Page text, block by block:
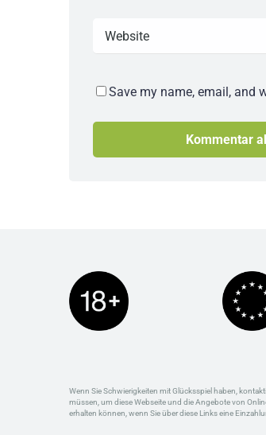
Save my name, email, and
Wenn Sie Schwierigkeiten mit Glücksspiel haben,
müssen, um diese Webseite und die Angebote von
erhalten können, wenn Sie über diese Links eine